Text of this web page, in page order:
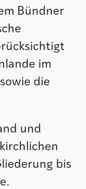
Bündner
im
die
und
bis